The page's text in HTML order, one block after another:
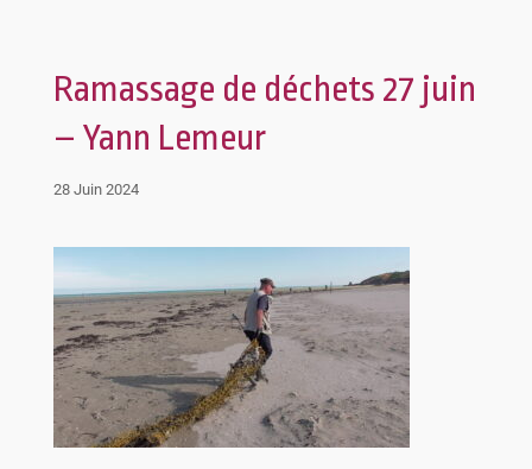
Ramassage de déchets 27 juin
– Yann Lemeur
28 Juin 2024